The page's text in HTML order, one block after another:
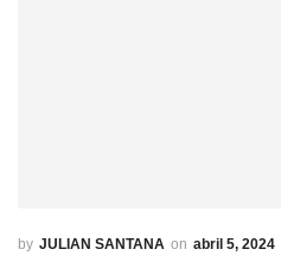
JULIAN SANTANA abril 5, 2024